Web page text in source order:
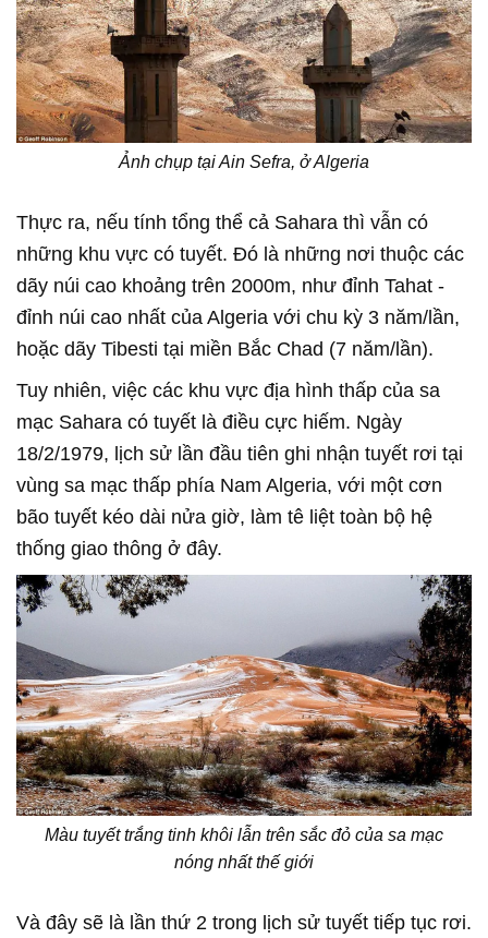
Ảnh chụp tại Ain Sefra, ở Algeria
Thực ra, nếu tính tổng thể cả Sahara thì vẫn có
những khu vực có tuyết. Đó là những nơi thuộc các
dãy núi cao khoảng trên 2000m, như đỉnh Tahat -
đỉnh núi cao nhất của Algeria với chu kỳ 3 năm/lần,
hoặc dãy Tibesti tại miền Bắc Chad (7 năm/lần).
Tuy nhiên, việc các khu vực địa hình thấp của sa
mạc Sahara có tuyết là điều cực hiếm. Ngày
18/2/1979, lịch sử lần đầu tiên ghi nhận tuyết rơi tại
vùng sa mạc thấp phía Nam Algeria, với một cơn
bão tuyết kéo dài nửa giờ, làm tê liệt toàn bộ hệ
thống giao thông ở đây.
Màu tuyết trắng tinh khôi lẫn trên sắc đỏ của sa mạc
nóng nhất thế giới
Và đây sẽ là lần thứ 2 trong lịch sử tuyết tiếp tục rơi.